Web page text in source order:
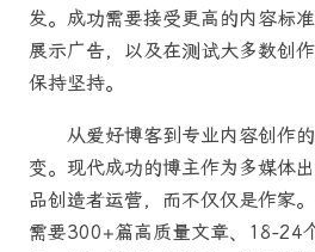
发。成功需要接受更高的内容标
展示广告，以及在测试大多数创
保持坚持。
从爱好博客到专业内容创作
变。现代成功的博主作为多媒体
品创造者运营，而不仅仅是作家
需要300+篇高质量文章、18-24